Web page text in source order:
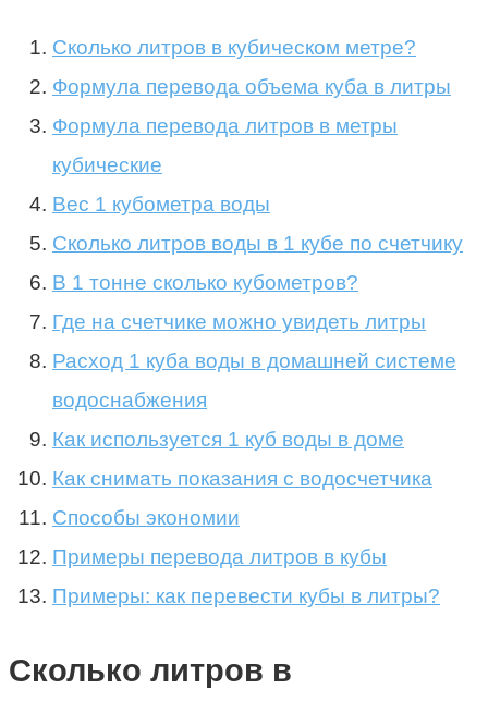
Сколько литров в кубическом метре?
Формула перевода объема куба в литры
Формула перевода литров в метры
кубические
Вес 1 кубометра воды
Сколько литров воды в 1 кубе по счетчику
В 1 тонне сколько кубометров?
Где на счетчике можно увидеть литры
Расход 1 куба воды в домашней системе
водоснабжения
Как используется 1 куб воды в доме
Как снимать показания с водосчетчика
Способы экономии
Примеры перевода литров в кубы
Примеры: как перевести кубы в литры?
Сколько литров в